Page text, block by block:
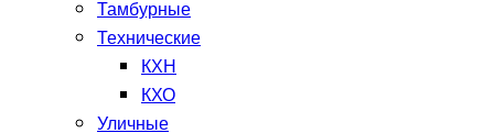
Тамбурные
Технические
КХН
КХО
Уличные